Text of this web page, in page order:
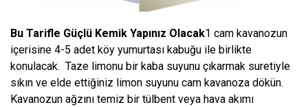
Bu Tarifle Güçlü Kemik Yapınız Olacak1 cam kavanozun
içerisine 4-5 adet köy yumurtası kabuğu ile birlikte
konulacak. Taze limonu bir kaba suyunu çıkarmak suretiyle
sıkın ve elde ettiğiniz limon suyunu cam kavanoza dökün.
Kavanozun ağzını temiz bir tülbent veya hava akımı